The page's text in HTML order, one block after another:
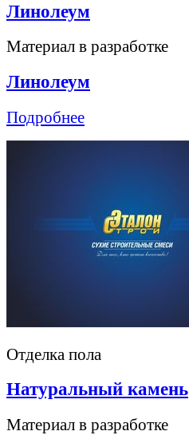
Линолеум
Материал в разработке
Линолеум
Подробнее
Отделка пола
Натуральный камень
Материал в разработке